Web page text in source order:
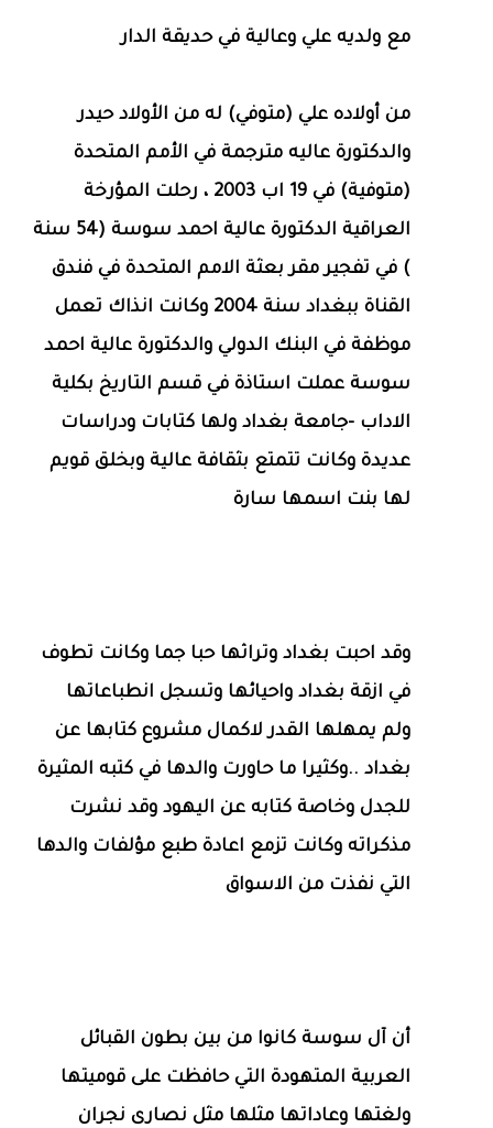
مع ولديه علي وعالية في حديقة الدار
من أولاده علي (متوفي) له من الأولاد حيدر
والدكتورة عاليه مترجمة في الأمم المتحدة
(متوفية) في 19 اب 2003 ، رحلت المؤرخة
العراقية الدكتورة عالية احمد سوسة (54 سنة
) في تفجير مقر بعثة الامم المتحدة في فندق
القناة ببغداد سنة 2004 وكانت انذاك تعمل
موظفة في البنك الدولي والدكتورة عالية احمد
سوسة عملت استاذة في قسم التاريخ بكلية
الاداب -جامعة بغداد ولها كتابات ودراسات
عديدة وكانت تتمتع بثقافة عالية وبخلق قويم
لها بنت اسمها سارة
وقد احبت بغداد وتراثها حبا جما وكانت تطوف
في ازقة بغداد واحيائها وتسجل انطباعاتها
ولم يمهلها القدر لاكمال مشروع كتابها عن
بغداد ..وكثيرا ما حاورت والدها في كتبه المثيرة
للجدل وخاصة كتابه عن اليهود وقد نشرت
مذكراته وكانت تزمع اعادة طبع مؤلفات والدها
التي نفذت من الاسواق
أن آل سوسة كانوا من بين بطون القبائل
العربية المتهودة التي حافظت على قوميتها
ولغتها وعاداتها مثلها مثل نصارى نجران